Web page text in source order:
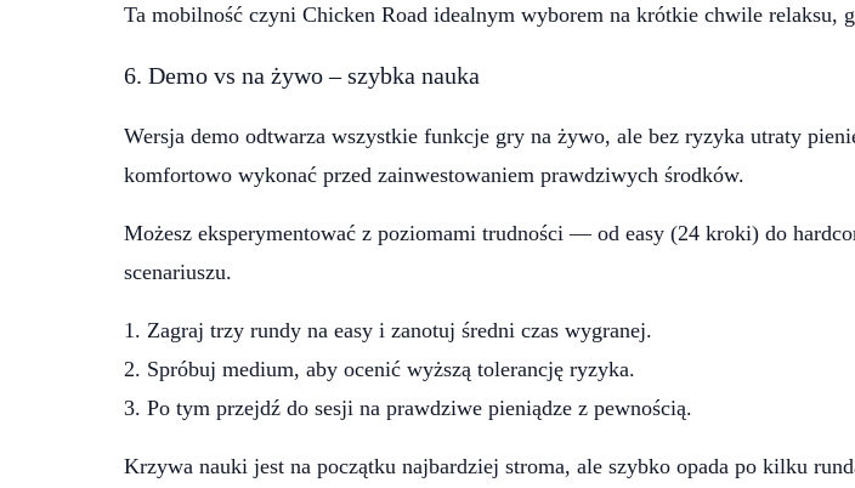
Ta mobilność czyni Chicken Road idealnym wyborem na krótkie chwile relaksu,
6. Demo vs na żywo – szybka nauka
Wersja demo odtwarza wszystkie funkcje gry na żywo, ale bez ryzyka utraty
komfortowo wykonać przed zainwestowaniem prawdziwych środków.
Możesz eksperymentować z poziomami trudności — od easy (24 kroki) do
scenariuszu.
Zagraj trzy rundy na easy i zanotuj średni czas wygranej.
Spróbuj medium, aby ocenić wyższą tolerancję ryzyka.
Po tym przejdź do sesji na prawdziwe pieniądze z pewnością.
Krzywa nauki jest na początku najbardziej stroma, ale szybko opada po kilku